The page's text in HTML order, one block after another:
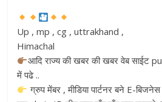
Up , mp , cg , uttrakhand ,
Himachal
आदि राज्य की खबर की खबर वेब साईट
में पढे ..
ग्रुप मेंबर , मीडिया पार्टनर बने E-बिजनेस